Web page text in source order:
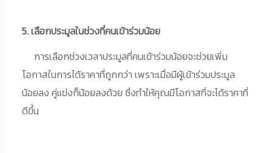
5. เลือกประมูลในช่วงที่คนเข้าร่วมน้อย
การเลือกช่วงเวลาประมูลที่คนเข้าร่วมน้อยจะช่วยเพิ่ม
โอกาสในการได้ราคาที่ถูกกว่า เพราะเมื่อมีผู้เข้าร่วมประมูล
น้อยลง คู่แข่งก็น้อยลงด้วย ซึ่งทำให้คุณมีโอกาสที่จะได้ราคาที่
ดีขึ้น